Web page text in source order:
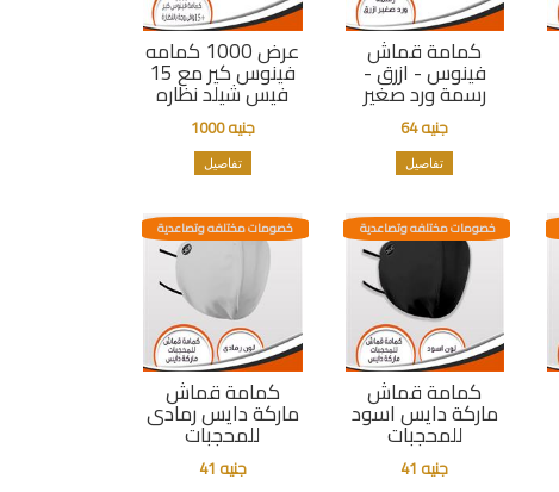
كمامة قماش
فينوس - ازرق -
رسمة ورد صغير
جنيه 64
تفاصيل
عرض 1000 كمامه
فينوس كير مع 15
فيس شيلد نظاره
جنيه 1000
تفاصيل
كمامة قماش
ماركة دايس اسود
للمحجبات
خصومات مختلفه وتصاعدية
جنيه 41
كمامة قماش
ماركة دايس رمادى
للمحجبات
خصومات مختلفه وتصاعدية
جنيه 41